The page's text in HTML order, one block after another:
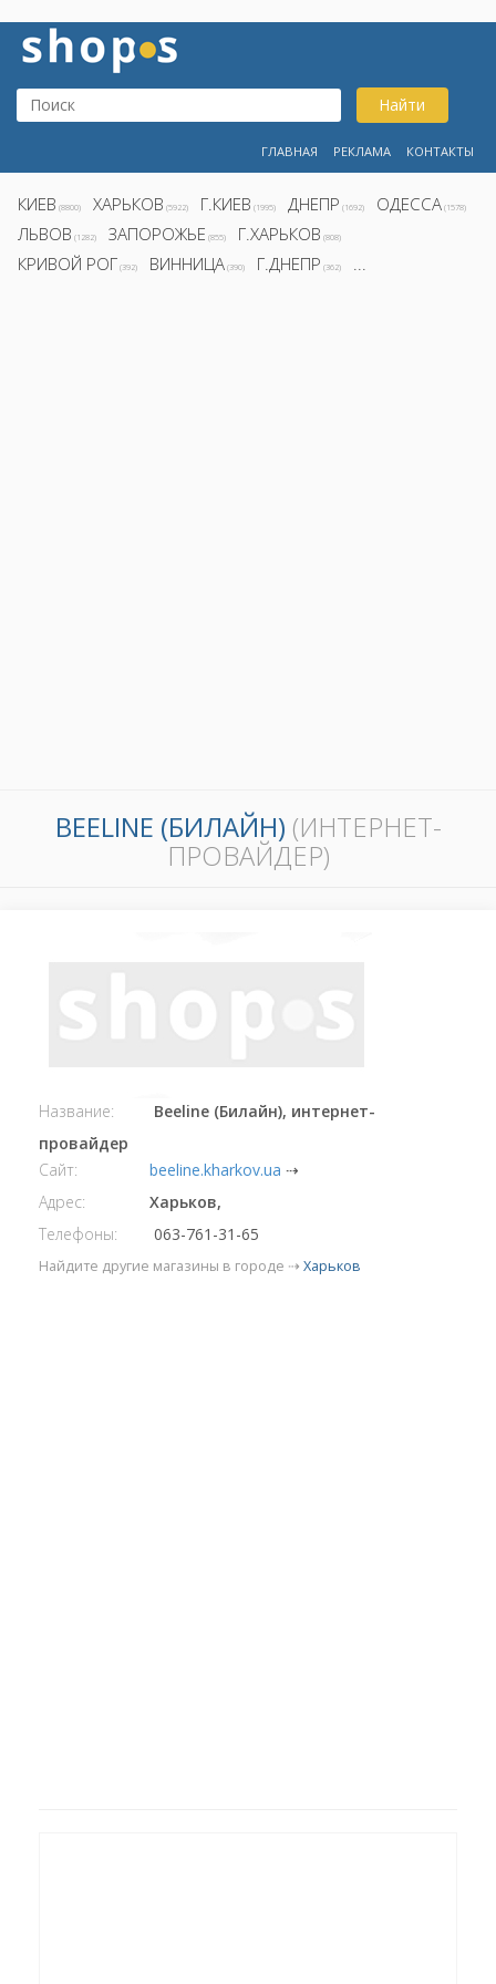
Найти
ГЛАВНАЯ РЕКЛАМА КОНТАКТЫ
КИЕВ (8800) ХАРЬКОВ (5922) Г.КИЕВ (1995) ДНЕПР (1692) ОДЕССА (1578)
ЛЬВОВ (1282) ЗАПОРОЖЬЕ (855) Г.ХАРЬКОВ (808)
КРИВОЙ РОГ (392) ВИННИЦА (390) Г.ДНЕПР (362) ...
BEELINE (БИЛАЙН) (ИНТЕРНЕТ-
ПРОВАЙДЕР)
Название:
Beeline (Билайн), интернет-
провайдер
Сайт:
beeline.kharkov.ua ⇢
Адрес:
Харьков,
Телефоны:
063-761-31-65
Найдите другие магазины в городе ⇢ Харьков